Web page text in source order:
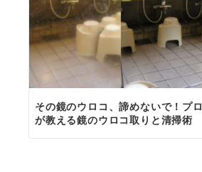
その鏡のウロコ、諦めないで！プロ
が教える鏡のウロコ取りと清掃術